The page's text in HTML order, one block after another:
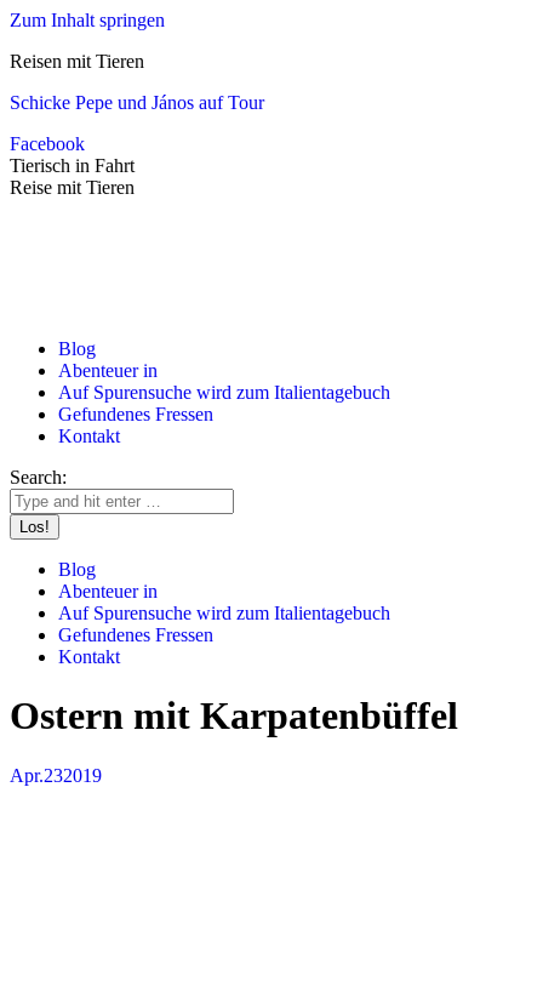
Zum Inhalt springen
Reisen mit Tieren
Schicke Pepe und János auf Tour
Facebook
Tierisch in Fahrt
Reise mit Tieren
Blog
Abenteuer in
Auf Spurensuche wird zum Italientagebuch
Gefundenes Fressen
Kontakt
Search:
Blog
Abenteuer in
Auf Spurensuche wird zum Italientagebuch
Gefundenes Fressen
Kontakt
Ostern mit Karpatenbüffel
Apr.232019